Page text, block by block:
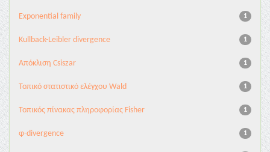
1
Exponential family
1
Kullback-Leibler divergence
1
Απόκλιση Csiszar
1
Τοπικό στατιστικό ελέγχου Wald
1
Τοπικός πίνακας πληροφορίας Fisher
1
φ-divergence